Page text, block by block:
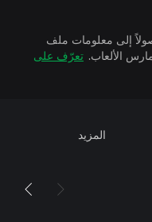
إلى معلومات ملف
تعرّف على
المزيد